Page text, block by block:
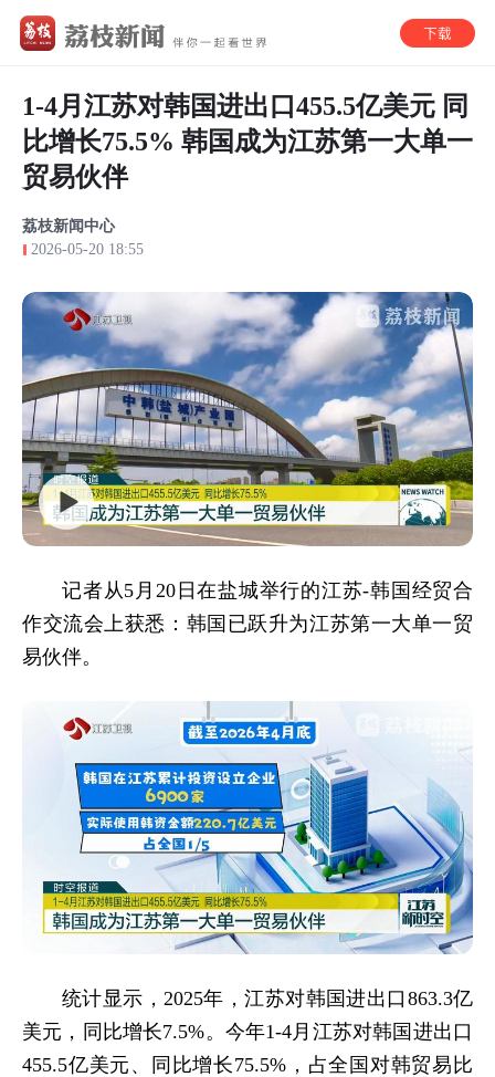
1-4月江苏对韩国进出口455.5亿美元 同
比增长75.5% 韩国成为江苏第一大单一
贸易伙伴
荔枝新闻中心
2026-05-20 18:55
记者从5月20日在盐城举行的江苏-韩国经贸合
作交流会上获悉：韩国已跃升为江苏第一大单一贸
易伙伴。
统计显示，2025年，江苏对韩国进出口863.3亿
美元，同比增长7.5%。今年1-4月江苏对韩国进出口
455.5亿美元、同比增长75.5%，占全国对韩贸易比